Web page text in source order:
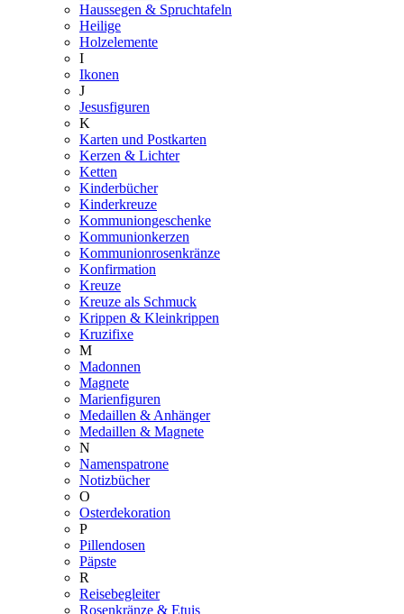
Haussegen & Spruchtafeln
Heilige
Holzelemente
I
Ikonen
J
Jesusfiguren
K
Karten und Postkarten
Kerzen & Lichter
Ketten
Kinderbücher
Kinderkreuze
Kommuniongeschenke
Kommunionkerzen
Kommunionrosenkränze
Konfirmation
Kreuze
Kreuze als Schmuck
Krippen & Kleinkrippen
Kruzifixe
M
Madonnen
Magnete
Marienfiguren
Medaillen & Anhänger
Medaillen & Magnete
N
Namenspatrone
Notizbücher
O
Osterdekoration
P
Pillendosen
Päpste
R
Reisebegleiter
Rosenkränze & Etuis